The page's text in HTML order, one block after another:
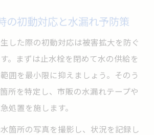
の初動対応と水漏れ予防策
した際の初動対応は被害拡大を防ぐ
。まずは止水栓を閉めて水の供給を
囲を最小限に抑えましょう。そのう
所を特定し、市販の水漏れテープや
処置を施します。
箇所の写真を撮影し、状況を記録し